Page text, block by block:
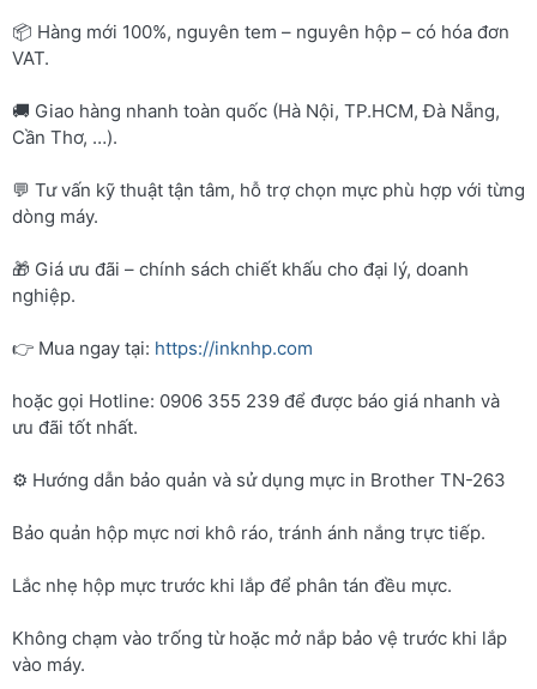
📦 Hàng mới 100%, nguyên tem – nguyên hộp – có hóa đơn
VAT.
🚚 Giao hàng nhanh toàn quốc (Hà Nội, TP.HCM, Đà Nẵng,
Cần Thơ, …).
💬 Tư vấn kỹ thuật tận tâm, hỗ trợ chọn mực phù hợp với từng
dòng máy.
🎁 Giá ưu đãi – chính sách chiết khấu cho đại lý, doanh
nghiệp.
👉 Mua ngay tại: https://inknhp.com
hoặc gọi Hotline: 0906 355 239 để được báo giá nhanh và
ưu đãi tốt nhất.
⚙️ Hướng dẫn bảo quản và sử dụng mực in Brother TN-263
Bảo quản hộp mực nơi khô ráo, tránh ánh nắng trực tiếp.
Lắc nhẹ hộp mực trước khi lắp để phân tán đều mực.
Không chạm vào trống từ hoặc mở nắp bảo vệ trước khi lắp
vào máy.